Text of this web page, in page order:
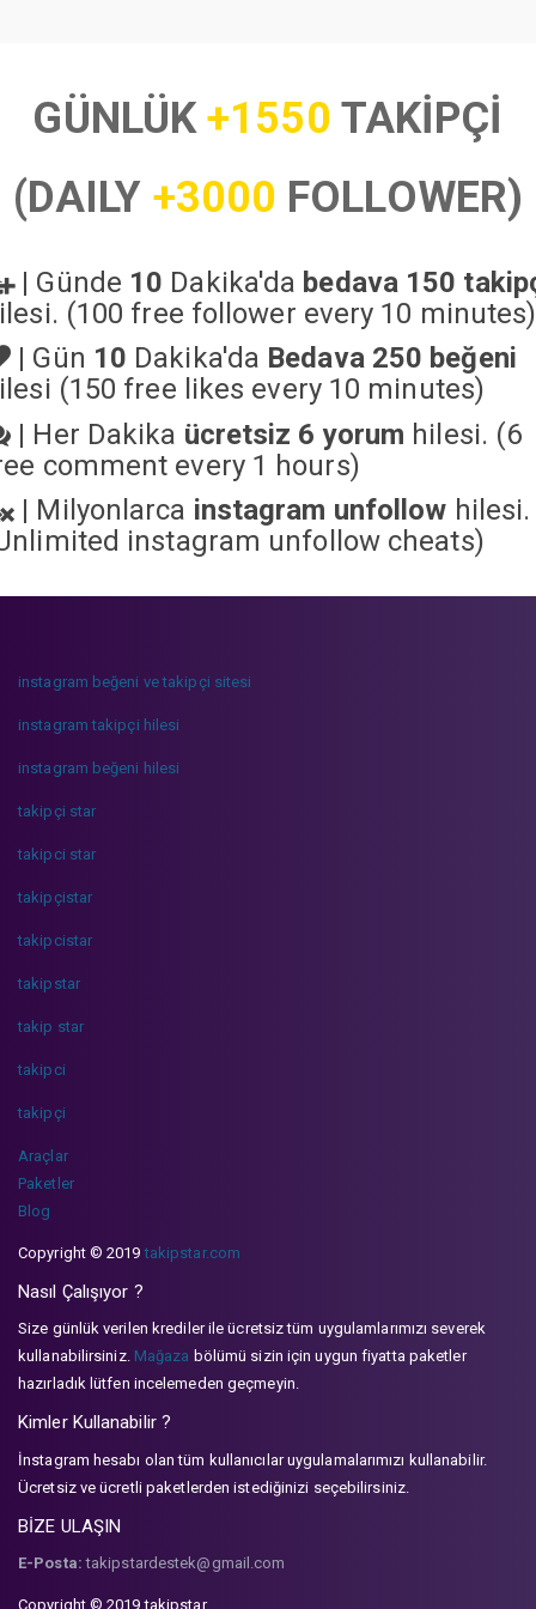
GÜNLÜK+1550 TAKİPÇİ
(DAILY +3000 FOLLOWER)
| Günde 10 Dakika'da bedava 150
(100 free follower every 10 minutes)
| Gün 10 Dakika'da Bedava 250 beğeni
(150 free likes every 10 minutes)
| Her Dakika ücretsiz 6 yorum hilesi. (6
comment every 1 hours)
| Milyonlarca instagram unfollow hilesi.
instagram unfollow cheats)
instagram beğeni ve takipçi sitesi
instagram takipçi hilesi
instagram beğeni hilesi
takipçi star
takipci star
takipçistar
takipcistar
takipstar
takip star
takipci
takipçi
Araçlar
Paketler
Blog
Copyright © 2019takipstar.com
Nasıl Çalışıyor ?
Size günlük verilen krediler ile ücretsiz tüm uygulamlarımızı severek
kullanabilirsiniz. Mağaza bölümü sizin için uygun fiyatta paketler
hazırladık lütfen incelemeden geçmeyin.
Kimler Kullanabilir ?
İnstagram hesabı olan tüm kullanıcılar uygulamalarımızı kullanabilir.
Ücretsiz ve ücretli paketlerden istediğinizi seçebilirsiniz.
BİZE ULAŞIN
E-Posta: takipstardestek@gmail.com
Copyright © 2019 takipstar.